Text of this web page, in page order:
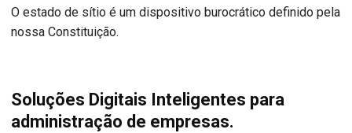
O estado de sítio é um dispositivo burocrático definido pela
nossa Constituição.
Soluções Digitais Inteligentes para
administração de empresas.